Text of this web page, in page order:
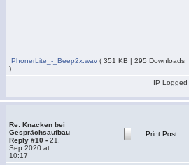
PhonerLite_-_Beep2x.wav ( 351 KB | 295 Downloads
)
IP Logged
Re: Knacken bei
Gesprächsaufbau
Reply #10 - 21.
Sep 2020 at
10:17
Print Post